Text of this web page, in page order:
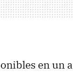
en un